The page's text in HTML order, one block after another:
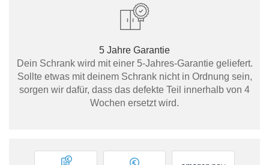
5 Jahre Garantie
Dein Schrank wird mit einer 5-Jahres-Garantie geliefert.
Sollte etwas mit deinem Schrank nicht in Ordnung sein,
sorgen wir dafür, dass das defekte Teil innerhalb von 4
Wochen ersetzt wird.